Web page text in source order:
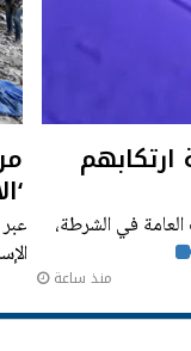
بشبهة ارتكابهم
في الشرطة،
منذ ساعة